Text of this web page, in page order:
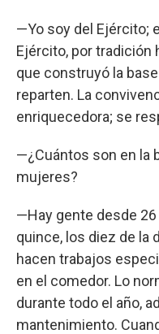
—Yo soy del Ejército;
Ejército, por tradición
que construyó la
reparten. La
enriquecedora; se
—¿Cuántos son en la
mujeres?
—Hay gente desde
quince, los diez de la
hacen trabajos
en el comedor. Lo
durante todo el año,
mantenimiento.